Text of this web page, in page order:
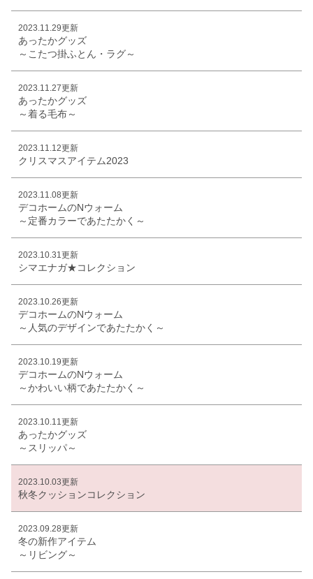
2023.11.29更新
あったかグッズ
～こたつ掛ふとん・ラグ～
2023.11.27更新
あったかグッズ
～着る毛布～
2023.11.12更新
クリスマスアイテム2023
2023.11.08更新
デコホームのNウォーム
～定番カラーであたたかく～
2023.10.31更新
シマエナガ★コレクション
2023.10.26更新
デコホームのNウォーム
～人気のデザインであたたかく～
2023.10.19更新
デコホームのNウォーム
～かわいい柄であたたかく～
2023.10.11更新
あったかグッズ
～スリッパ～
2023.10.03更新
秋冬クッションコレクション
2023.09.28更新
冬の新作アイテム
～リビング～